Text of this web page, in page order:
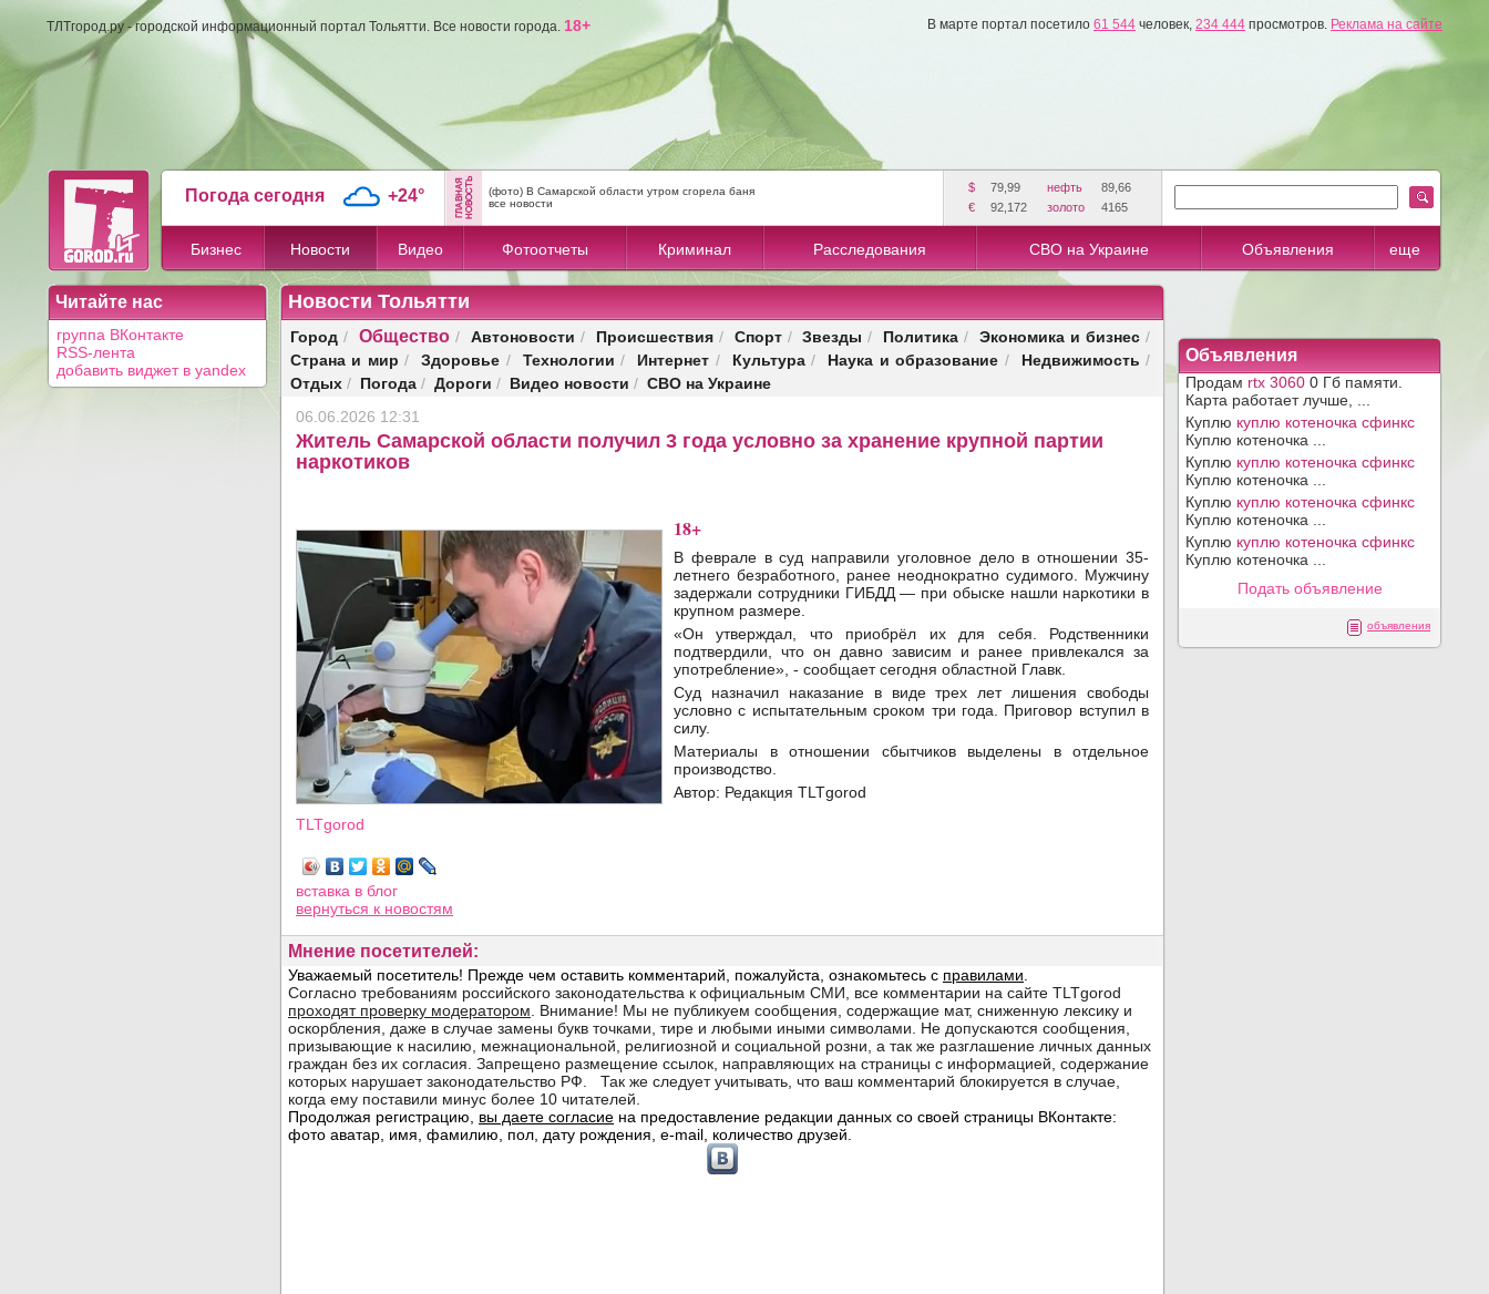
ТЛТгород.ру - городской информационный портал Тольятти. Все новости города. 18+ В марте портал посетило 61 544 человек, 234 444 просмотров. Реклама на сайте
Погода сегодня +24°
(фото) В Самарской области утром сгорела баня
все новости
$ 79,99 нефть
89,66
€
92,172 золото 4165
Бизнес Новости Видео Фотоотчеты Криминал Расследования СВО на Украине Объявления еще
Читайте нас
группа ВКонтакте
RSS-лента
добавить виджет в yandex
Новости Тольятти
Город / Общество/ Автоновости / Происшествия/ Спорт/ Звезды / Политика / Экономика и бизнес /
Страна и мир / Здоровье / Технологии / Интернет / Культура/ Наука и образование / Недвижимость /
Отдых / Погода / Дороги / Видео новости / СВО на Украине
06.06.2026 12:31
Житель Самарской области получил 3 года условно за хранение крупной партии
наркотиков
18+
В феврале в суд направили уголовное дело в отношении 35-
летнего безработного, ранее неоднократно судимого. Мужчину
задержали сотрудники ГИБДД — при обыске нашли наркотики в
крупном размере.
«Он утверждал, что приобрёл их для себя. Родственники
подтвердили, что он давно зависим и ранее привлекался за
употребление», - сообщает сегодня областной Главк.
Суд назначил наказание в виде трех лет лишения свободы
условно с испытательным сроком три года. Приговор вступил в
силу.
Материалы в отношении сбытчиков выделены в отдельное
производство.
Автор: Редакция TLTgorod
TLTgorod
вставка в блог
вернуться к новостям
Мнение посетителей:
Объявления
Продам rtx 3060 0 Гб памяти.
Карта работает лучше, ...
Куплю куплю котеночка сфинкс
Куплю котеночка ...
Куплю куплю котеночка сфинкс
Куплю котеночка ...
Куплю куплю котеночка сфинкс
Куплю котеночка ...
Куплю куплю котеночка сфинкс
Куплю котеночка ...
Подать объявление
объявления